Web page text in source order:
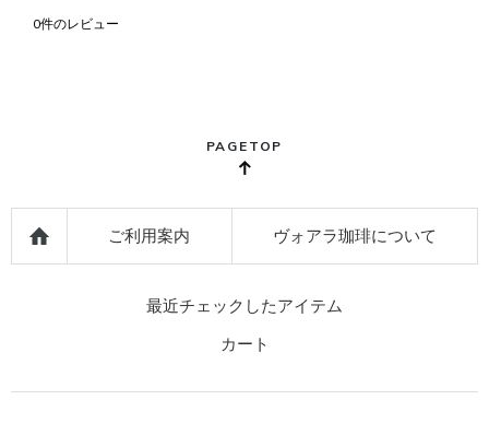
0件のレビュー
PAGETOP
ご利用案内 ヴォアラ珈琲について
最近チェックしたアイテム
カート